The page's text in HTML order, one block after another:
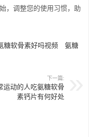
，调整您的使用习惯，助
糖软骨素好吗视频
氨糖
下一篇:
运动的人吃氨糖软骨
素钙片有何好处